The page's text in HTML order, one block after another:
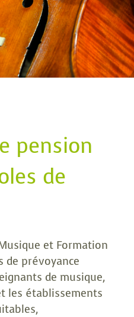
pension
de
et Formation
de prévoyance
de musique,
les établissements